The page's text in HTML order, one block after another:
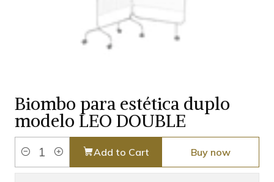
Biombo para estética duplo
modelo LEO DOUBLE
Quantity
Add to Cart Buy now